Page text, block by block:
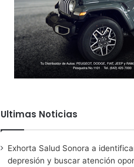
Ultimas Noticias
Exhorta Salud Sonora a
depresión y buscar atención